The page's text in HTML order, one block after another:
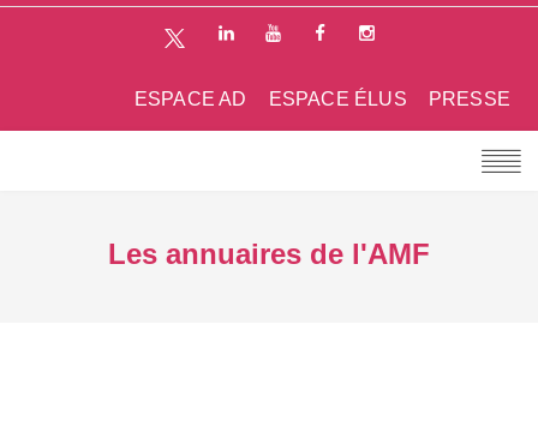
PRESSE
ESPACE ÉLUS
ESPACE AD
Les annuaires de l'AMF